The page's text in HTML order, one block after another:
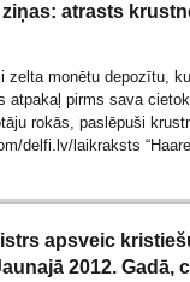
ziņas: atrasts
zelta monētu depozītu,
atpakaļ pirms sava
rokās, paslēpuši
delfi.lv/laikraksts
apsveic
2012. Gadā,